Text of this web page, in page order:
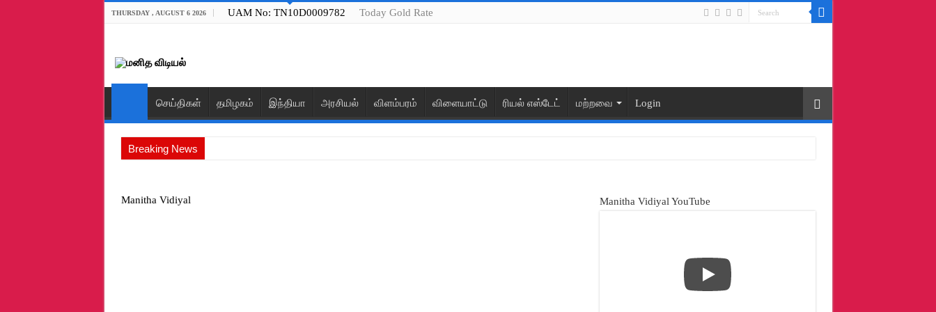
THURSDAY , AUGUST 6 2026 UAM No: TN10D0009782 Today Gold Rate
செய்திகள் தமிழகம் இந்தியா அரசியல் விளம்பரம் விளையாட்டு ரியல் எஸ்டேட் மற்றவை Login
Breaking News
அகில இந்திய மூவேந்தர் முன்னணிக் கழகத்தின் மாநில தலைமை கழக செயலாளர் எஸ்.வேலுச்சாமியை, முன்னாள் இந்திய வருமான வரித்துறை உயர் அதிகாரி எம்.சம்பத் சந்தித்து பேசினார்
Manitha Vidiyal Manitha Vidiyal YouTube